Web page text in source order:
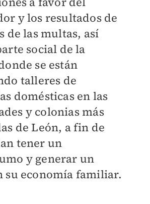
y los resultados de
de las multas, así
social de la
se están
talleres de
domésticas en las
y colonias más
de León, a fin de
tener un
y generar un
su economía familiar.